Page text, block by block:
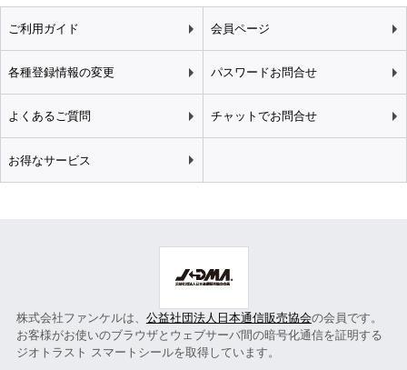
ご利用ガイド 会員ページ
各種登録情報の変更 パスワードお問合せ
よくあるご質問 チャットでお問合せ
お得なサービス
株式会社ファンケルは、 公益社団法人日本通信販売協会の会員です。
お客様がお使いのブラウザとウェブサーバ間の暗号化通信を証明する
ジオトラスト スマートシールを取得しています。